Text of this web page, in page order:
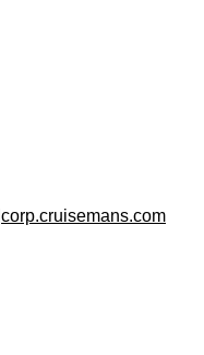
corp.cruisemans.com